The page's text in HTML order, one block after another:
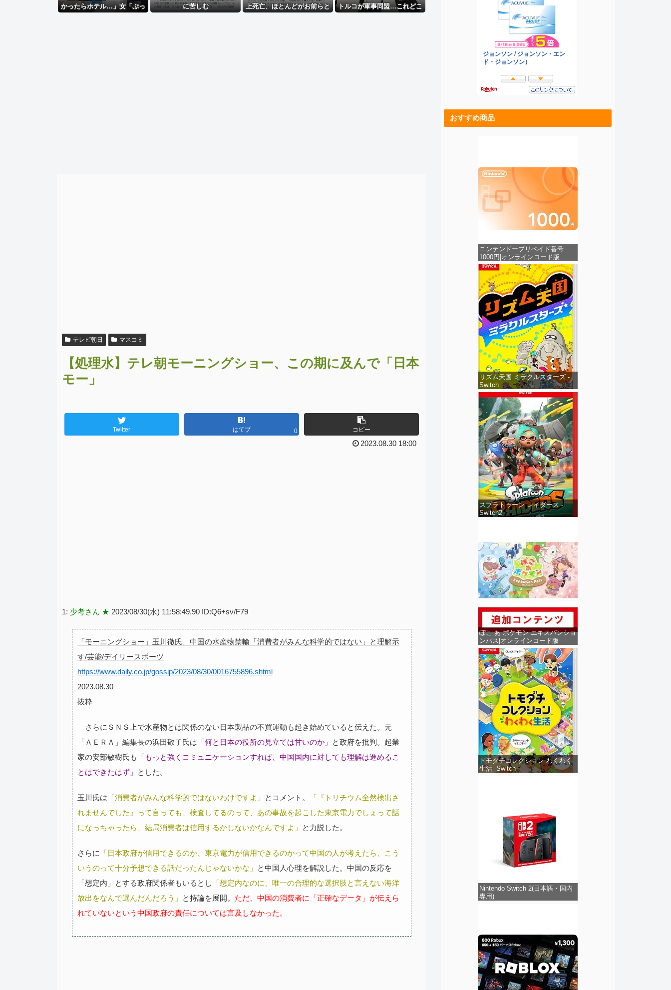
かったらホテル…」女「ぷっ
に苦しむ
上死亡、ほとんどがお前らと
トルコが軍事同盟…これどこ
テレビ朝日 マスコミ
【処理水】テレ朝モーニングショー、この期に及んで「日本
モー」
Twitter はてブ 0 コピー
2023.08.30 18:00
1: 少考さん ★ 2023/08/30(水) 11:58:49.90 ID:Q6+sv/F79
「モーニングショー」玉川徹氏、中国の水産物禁輸「消費者がみんな科学的ではない」と理解示
す/芸能/デイリースポーツ
https://www.daily.co.jp/gossip/2023/08/30/0016755896.shtml
2023.08.30
抜粋
さらにＳＮＳ上で水産物とは関係のない日本製品の不買運動も起き始めていると伝えた。元
「ＡＥＲＡ」編集長の浜田敬子氏は 「何と日本の役所の見立ては甘いのか」
と政府を批判。起業
家の安部敏樹氏も
「もっと強くコミュニケーションすれば、中国国内に対しても理解は進めるこ
とはできたはず」
とした。
玉川氏は 「消費者がみんな科学的ではないわけですよ」 とコメント。
「『トリチウム全然検出さ
れませんでした』って言っても、検査してるのって、あの事故を起こした東京電力でしょって話
になっちゃったら、結局消費者は信用するかしないかなんですよ」
と力説した。
さらに
「日本政府が信用できるのか、東京電力が信用できるのかって中国の人が考えたら、こう
いうのって十分予想できる話だったんじゃないかな」
と中国人心理を解説した。中国の反応を
「想定内」とする政府関係者もいるとし
「想定内なのに、唯一の合理的な選択肢と言えない海洋
放出をなんで選んだんだろう」
と持論を展開。 ただ、中国の消費者に「正確なデータ」が伝えら
れていないという中国政府の責任については言及しなかった。
おすすめ商品
ニンテンドープリペイド番号
1000円|オンラインコード版
リズム天国 ミラクルスターズ -
Switch
スプラトゥーン レイダース -
Switch2
ぽこ あ ポケモン エキスパンショ
ンパス|オンラインコード版
トモダチコレクション わくわく
生活 -Switch
Nintendo Switch 2(日本語・国内
専用)